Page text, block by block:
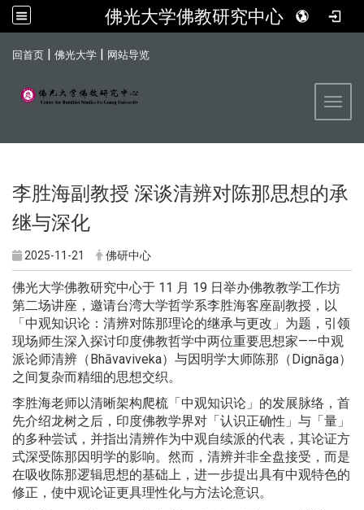
佛光大学佛教研究中心
回首页 | 佛光大学 | 网站导览
李胜海副教授 深谈清辨对陈那思想的承
继与深化
2025-11-21 佛研中心
佛光大学佛教研究中心于 11 月 19 日举办佛教教学工作坊
第二场讲座，邀请台湾大学哲学系李胜海客座副教授，以
「中观知识论：清辨对陈那理论的继承与更改」为题，引领
现场师生深入探讨印度佛教哲学中两位重要思想家——中观
派论师清辨（Bhāvaviveka）与因明学大师陈那（Dignāga）
之间复杂而精细的思想交织。
李胜海老师以清晰架构爬梳「中观知识论」的发展脉络，首
先介绍龙树之后，印度佛教学界对「认识正确性」与「量」
的多种尝试，并指出清辨作为中观自续派的代表，其论证方
式深受陈那因明学的影响。然而，清辨并非全盘接受，而是
在吸收陈那逻辑思想的基础上，进一步提出具有中观特色的
修正，使中观论证更具理性化与方法论意识。